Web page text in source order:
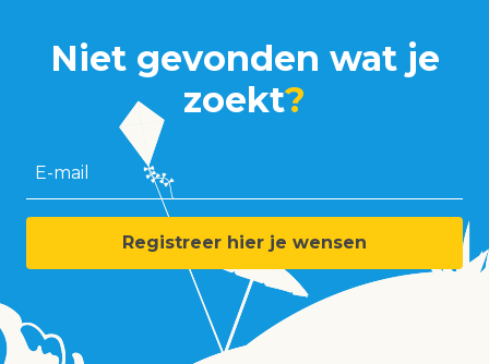
Niet gevonden wat je
zoekt?
E-mail
Registreer hier je wensen